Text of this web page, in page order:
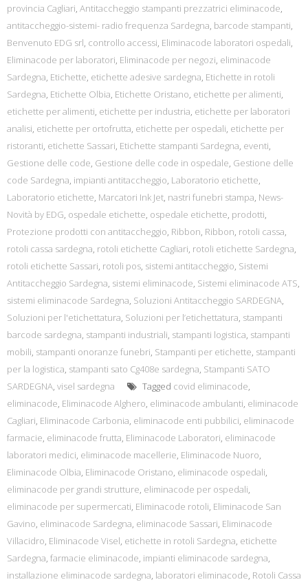
provincia Cagliari, Antitaccheggio stampanti prezzatrici eliminacode,
antitaccheggio-sistemi- radio frequenza Sardegna, barcode stampanti,
Benvenuto EDG srl, controllo accessi, Eliminacode laboratori ospedali,
Eliminacode per laboratori, Eliminacode per negozi, eliminacode
Sardegna, Etichette, etichette adesive sardegna, Etichette in rotoli
Sardegna, Etichette Olbia, Etichette Oristano, etichette per alimenti,
etichette per alimenti, etichette per industria, etichette per laboratori
analisi, etichette per ortofrutta, etichette per ospedali, etichette per
ristoranti, etichette Sassari, Etichette stampanti Sardegna, eventi,
Gestione delle code, Gestione delle code in ospedale, Gestione delle
code Sardegna, impianti antitaccheggio, Laboratorio etichette,
Laboratorio etichette, Marcatori Ink Jet, nastri funebri stampa, News-
Novità by EDG, ospedale etichette, ospedale etichette, prodotti,
Protezione prodotti con antitaccheggio, Ribbon, Ribbon, rotoli cassa,
rotoli cassa sardegna, rotoli etichette Cagliari, rotoli etichette Sardegna,
rotoli etichette Sassari, rotoli pos, sistemi antitaccheggio, Sistemi
Antitaccheggio Sardegna, sistemi eliminacode, Sistemi eliminacode ATS,
sistemi eliminacode Sardegna, Soluzioni Antitaccheggio SARDEGNA,
Soluzioni per l'etichettatura, Soluzioni per l’etichettatura, stampanti
barcode sardegna, stampanti industriali, stampanti logistica, stampanti
mobili, stampanti onoranze funebri, Stampanti per etichette, stampanti
per la logistica, stampanti sato Cg408e sardegna, Stampanti SATO
SARDEGNA, visel sardegna Tagged covid eliminacode,
eliminacode, Eliminacode Alghero, eliminacode ambulanti, eliminacode
Cagliari, Eliminacode Carbonia, eliminacode enti pubbilici, eliminacode
farmacie, eliminacode frutta, Eliminacode Laboratori, eliminacode
laboratori medici, eliminacode macellerie, Eliminacode Nuoro,
Eliminacode Olbia, Eliminacode Oristano, eliminacode ospedali,
eliminacode per grandi strutture, eliminacode per ospedali,
eliminacode per supermercati, Eliminacode rotoli, Eliminacode San
Gavino, eliminacode Sardegna, eliminacode Sassari, Eliminacode
Villacidro, Eliminacode Visel, etichette in rotoli Sardegna, etichette
Sardegna, farmacie eliminacode, impianti eliminacode sardegna,
installazione eliminacode sardegna, laboratori eliminacode, Rotoli Cassa